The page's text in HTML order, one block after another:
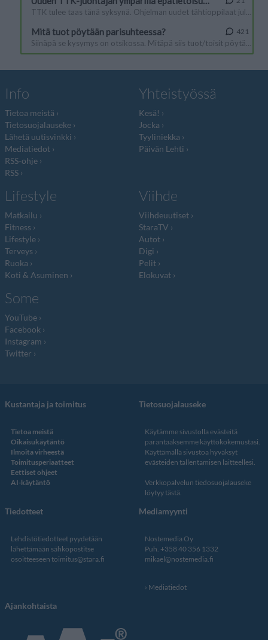
Info
Tietoa meistä
Tietosuojalauseke
Lähetä uutisvinkki
Mediatiedot
RSS-ohje
RSS
Yhteistyössä
Kesä!
Jocka
Tyyliniekka
Päivän Lehti
Lifestyle
Matkailu
Fitness
Lifestyle
Terveys
Ruoka
Koti & Asuminen
Viihde
Viihdeuutiset
StaraTV
Autot
Digi
Pelit
Elokuvat
Some
YouTube
Facebook
Instagram
Twitter
Kustantaja ja toimitus
Tietoa meistä
Oikaisukäytäntö
Ilmoita virheestä
Toimitusperiaatteet
Eettiset ohjeet
AI-käytäntö
Tietosuojalauseke
Käytämme sivustolla evästeitä
parantaaksemme käyttökokemustasi.
Käyttämällä sivustoa hyväksyt
evästeiden tallentamisen laitteellesi.
Verkkopalvelun tiedosuojalauseke
löytyy tästä.
Tiedotteet
Lehdistötiedotteet pyydetään
lähettämään sähköpostitse
osoitteeseen toimitus@stara.fi
Mediamyynti
Nostemedia Oy
Puh. +358 40 356 1332
mikael@nostemedia.fi
Mediatiedot
Ajankohtaista